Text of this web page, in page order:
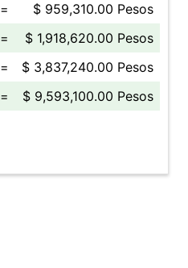
=
$ 959,310.00 Pesos
=
$ 1,918,620.00 Pesos
=
$ 3,837,240.00 Pesos
= $ 9,593,100.00 Pesos